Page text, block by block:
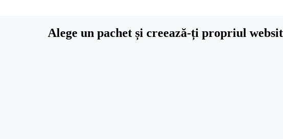
Alege un pachet și creează-ți propriul